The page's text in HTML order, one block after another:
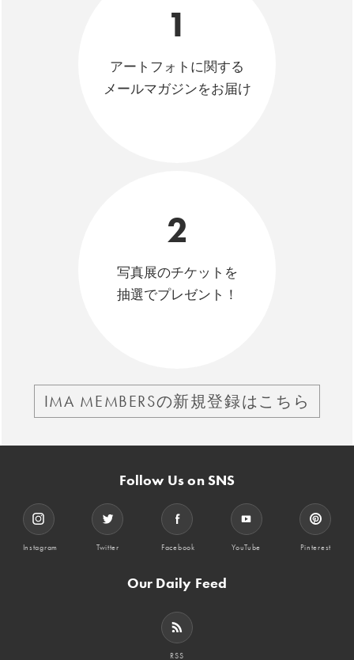
1
アートフォトに関する
メールマガジンをお届け
2
写真展のチケットを
抽選でプレゼント！
IMA MEMBERSの新規登録はこちら
Follow Us on SNS
Instagram Twitter Facebook YouTube Pinterest
Our Daily Feed
RSS